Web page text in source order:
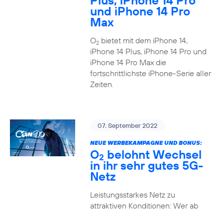
und iPhone 14 Pro
Max
O2bietet mit dem iPhone 14,
iPhone 14 Plus, iPhone 14 Pro und
iPhone 14 Pro Max die
fortschrittlichste iPhone-Serie aller
Zeiten.
07. September 2022
NEUE WERBEKAMPAGNE UND BONUS:
O2 belohnt Wechsel
in ihr sehr gutes 5G-
Netz
Leistungsstarkes Netz zu
attraktiven Konditionen: Wer ab